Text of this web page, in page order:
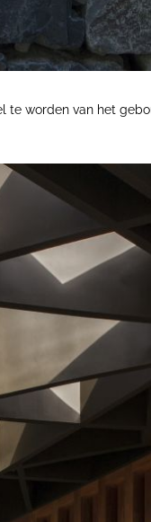
worden van het